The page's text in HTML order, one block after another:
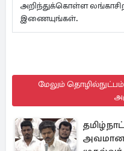
அறிந்துக்கொள்ள
இணையுங்கள்.
மேலும்